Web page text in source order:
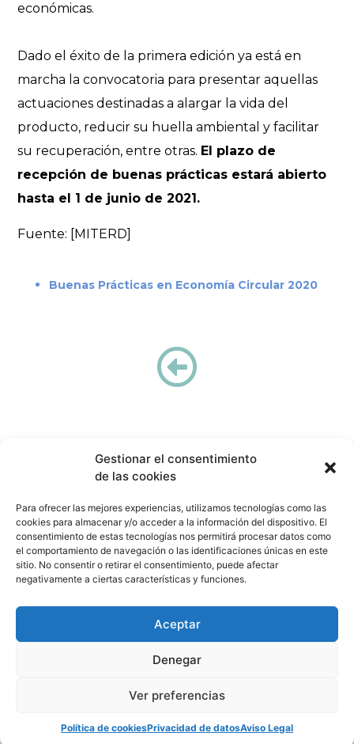
Gestionar el consentimiento
de las cookies
Para ofrecer las mejores experiencias, utilizamos tecnologías como las
cookies para almacenar y/o acceder a la información del dispositivo. El
consentimiento de estas tecnologías nos permitirá procesar datos como
el comportamiento de navegación o las identificaciones únicas en este
sitio. No consentir o retirar el consentimiento, puede afectar
negativamente a ciertas características y funciones.
Aceptar
Denegar
Ver preferencias
Política de cookiesPrivacidad de datosAviso Legal
económicas.
Dado el éxito de la primera edición ya está en
marcha la convocatoria para presentar aquellas
actuaciones destinadas a alargar la vida del
producto, reducir su huella ambiental y facilitar
su recuperación, entre otras. El plazo de
recepción de buenas prácticas estará abierto
hasta el 1 de junio de 2021.
Fuente: [MITERD]
Buenas Prácticas en Economía Circular 2020
Cátedra COGERSA Economía Circular
catedracogersa@uniovi.es
CONTACTO AVISO LEGAL PRIVACIDAD DE DATOS